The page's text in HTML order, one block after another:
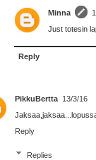
Minna
Just totesin
Reply
PikkuBertta 13/3/16
Reply
Replies